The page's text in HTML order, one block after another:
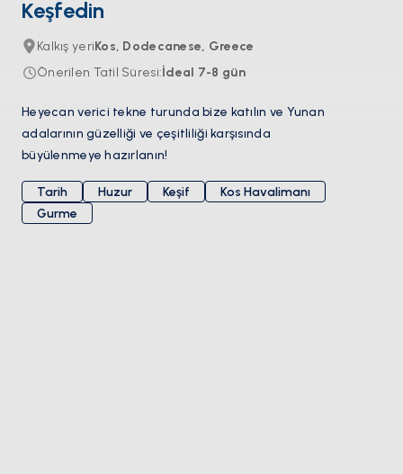
Keşfedin
Kalkış yeriKos, Dodecanese, Greece
Önerilen Tatil Süresi:İdeal 7-8 gün
Heyecan verici tekne turunda bize katılın ve Yunan
adalarının güzelliği ve çeşitliliği karşısında
büyülenmeye hazırlanın!
Tarih Huzur Keşif
Kos Havalimanı
Gurme